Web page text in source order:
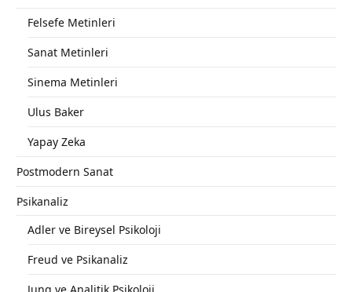
Felsefe Metinleri
Sanat Metinleri
Sinema Metinleri
Ulus Baker
Yapay Zeka
Postmodern Sanat
Psikanaliz
Adler ve Bireysel Psikoloji
Freud ve Psikanaliz